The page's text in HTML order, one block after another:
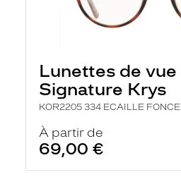
Lunettes de vue
Signature Krys
KOR2205 334 ECAILLE FONCE
À partir de
69,00 €